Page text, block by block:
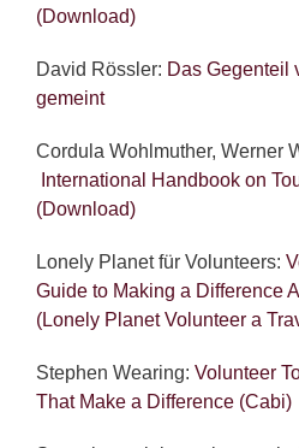
(Download)
David Rössler: Das Gegenteil
gemeint
Cordula Wohlmuther, Werner
International Handbook on
(Download)
Lonely Planet für Volunteers:
Guide to Making a Difference
(Lonely Planet Volunteer a
Stephen Wearing: Volunteer
That Make a Difference (Cabi)